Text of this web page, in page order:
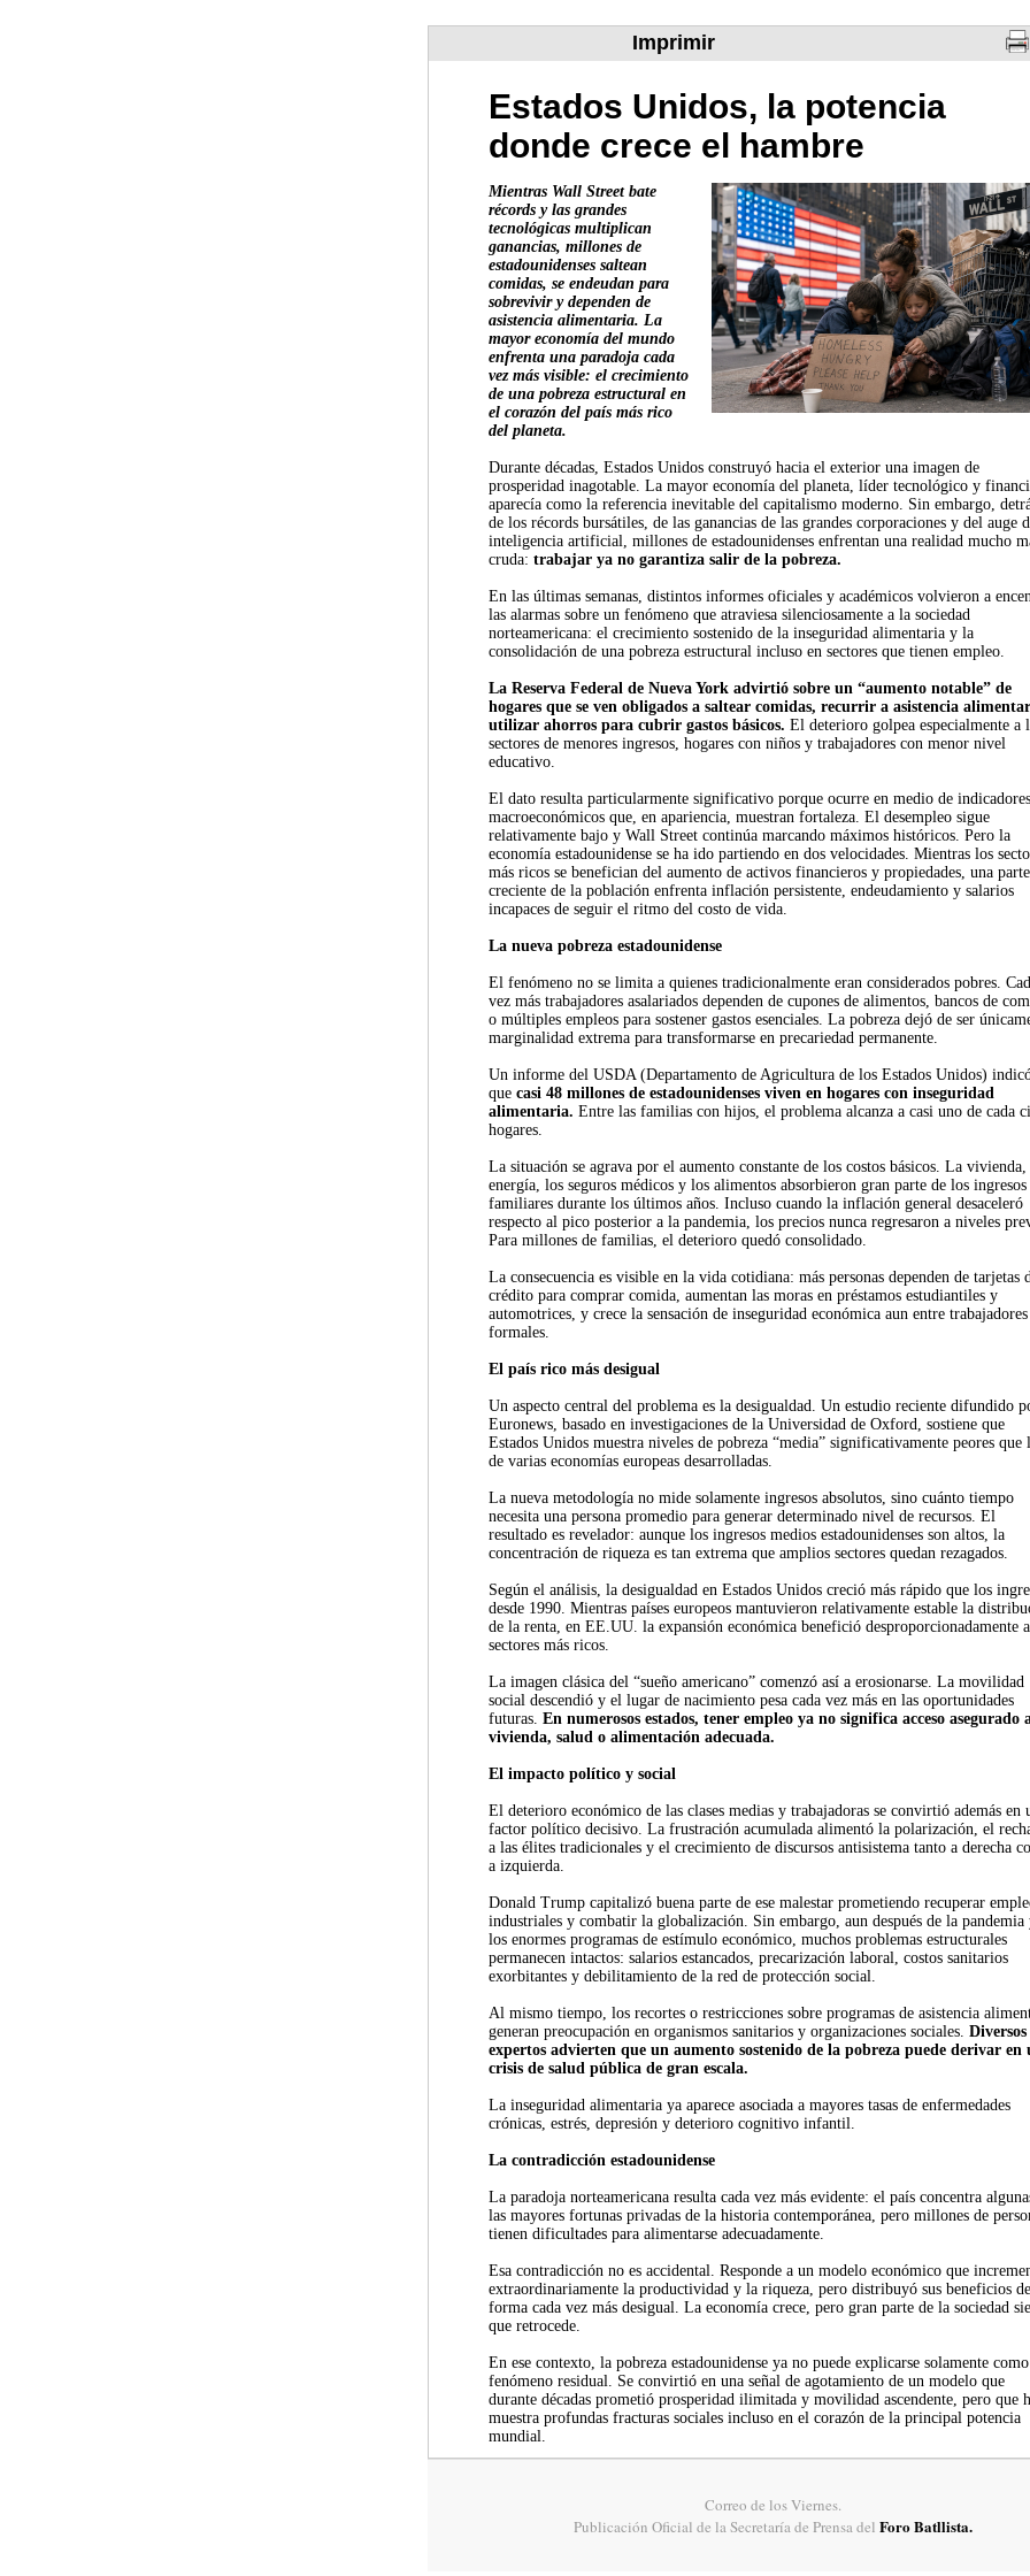
Imprimir
Estados Unidos, la potencia
donde crece el hambre
Mientras Wall Street bate
récords y las grandes
tecnológicas multiplican
ganancias, millones de
estadounidenses saltean
comidas, se endeudan para
sobrevivir y dependen de
asistencia alimentaria. La
mayor economía del mundo
enfrenta una paradoja cada
vez más visible: el crecimiento
de una pobreza estructural en
el corazón del país más rico
del planeta.
Durante décadas, Estados Unidos construyó hacia el exterior una imagen de
prosperidad inagotable. La mayor economía del planeta, líder tecnológico y
aparecía como la referencia inevitable del capitalismo moderno. Sin embargo,
de los récords bursátiles, de las ganancias de las grandes corporaciones y del auge
inteligencia artificial, millones de estadounidenses enfrentan una realidad mucho
cruda: trabajar ya no garantiza salir de la pobreza.
En las últimas semanas, distintos informes oficiales y académicos volvieron a
las alarmas sobre un fenómeno que atraviesa silenciosamente a la sociedad
norteamericana: el crecimiento sostenido de la inseguridad alimentaria y la
consolidación de una pobreza estructural incluso en sectores que tienen empleo.
La Reserva Federal de Nueva York advirtió sobre un “aumento notable” de
hogares que se ven obligados a saltear comidas, recurrir a asistencia
utilizar ahorros para cubrir gastos básicos. El deterioro golpea especialmente a
sectores de menores ingresos, hogares con niños y trabajadores con menor nivel
educativo.
El dato resulta particularmente significativo porque ocurre en medio de indicadores
macroeconómicos que, en apariencia, muestran fortaleza. El desempleo sigue
relativamente bajo y Wall Street continúa marcando máximos históricos. Pero la
economía estadounidense se ha ido partiendo en dos velocidades. Mientras los
más ricos se benefician del aumento de activos financieros y propiedades, una parte
creciente de la población enfrenta inflación persistente, endeudamiento y salarios
incapaces de seguir el ritmo del costo de vida.
La nueva pobreza estadounidense
El fenómeno no se limita a quienes tradicionalmente eran considerados pobres.
vez más trabajadores asalariados dependen de cupones de alimentos, bancos de
o múltiples empleos para sostener gastos esenciales. La pobreza dejó de ser
marginalidad extrema para transformarse en precariedad permanente.
Un informe del USDA (Departamento de Agricultura de los Estados Unidos)
que casi 48 millones de estadounidenses viven en hogares con inseguridad
alimentaria. Entre las familias con hijos, el problema alcanza a casi uno de cada
hogares.
La situación se agrava por el aumento constante de los costos básicos. La
energía, los seguros médicos y los alimentos absorbieron gran parte de los ingresos
familiares durante los últimos años. Incluso cuando la inflación general desaceleró
respecto al pico posterior a la pandemia, los precios nunca regresaron a niveles
Para millones de familias, el deterioro quedó consolidado.
La consecuencia es visible en la vida cotidiana: más personas dependen de tarjetas
crédito para comprar comida, aumentan las moras en préstamos estudiantiles y
automotrices, y crece la sensación de inseguridad económica aun entre trabajadores
formales.
El país rico más desigual
Un aspecto central del problema es la desigualdad. Un estudio reciente difundido
Euronews, basado en investigaciones de la Universidad de Oxford, sostiene que
Estados Unidos muestra niveles de pobreza “media” significativamente peores que
de varias economías europeas desarrolladas.
La nueva metodología no mide solamente ingresos absolutos, sino cuánto tiempo
necesita una persona promedio para generar determinado nivel de recursos. El
resultado es revelador: aunque los ingresos medios estadounidenses son altos, la
concentración de riqueza es tan extrema que amplios sectores quedan rezagados.
Según el análisis, la desigualdad en Estados Unidos creció más rápido que los
desde 1990. Mientras países europeos mantuvieron relativamente estable la
de la renta, en EE.UU. la expansión económica benefició desproporcionadamente
sectores más ricos.
La imagen clásica del “sueño americano” comenzó así a erosionarse. La movilidad
social descendió y el lugar de nacimiento pesa cada vez más en las oportunidades
futuras. En numerosos estados, tener empleo ya no significa acceso asegurado
vivienda, salud o alimentación adecuada.
El impacto político y social
El deterioro económico de las clases medias y trabajadoras se convirtió además en
factor político decisivo. La frustración acumulada alimentó la polarización, el
a las élites tradicionales y el crecimiento de discursos antisistema tanto a derecha
a izquierda.
Donald Trump capitalizó buena parte de ese malestar prometiendo recuperar
industriales y combatir la globalización. Sin embargo, aun después de la pandemia
los enormes programas de estímulo económico, muchos problemas estructurales
permanecen intactos: salarios estancados, precarización laboral, costos sanitarios
exorbitantes y debilitamiento de la red de protección social.
Al mismo tiempo, los recortes o restricciones sobre programas de asistencia
generan preocupación en organismos sanitarios y organizaciones sociales. Diversos
expertos advierten que un aumento sostenido de la pobreza puede derivar en
crisis de salud pública de gran escala.
La inseguridad alimentaria ya aparece asociada a mayores tasas de enfermedades
crónicas, estrés, depresión y deterioro cognitivo infantil.
La contradicción estadounidense
La paradoja norteamericana resulta cada vez más evidente: el país concentra
las mayores fortunas privadas de la historia contemporánea, pero millones de
tienen dificultades para alimentarse adecuadamente.
Esa contradicción no es accidental. Responde a un modelo económico que
extraordinariamente la productividad y la riqueza, pero distribuyó sus beneficios de
forma cada vez más desigual. La economía crece, pero gran parte de la sociedad
que retrocede.
En ese contexto, la pobreza estadounidense ya no puede explicarse solamente
fenómeno residual. Se convirtió en una señal de agotamiento de un modelo que
durante décadas prometió prosperidad ilimitada y movilidad ascendente, pero que
muestra profundas fracturas sociales incluso en el corazón de la principal potencia
mundial.
Correo de los Viernes.
Publicación Oficial de la Secretaría de Prensa del Foro Batllista.